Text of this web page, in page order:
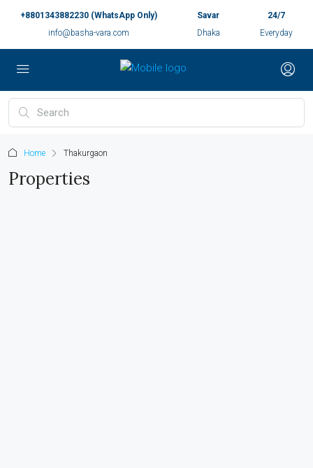
+8801343882230 (WhatsApp Only)
info@basha-vara.com
Savar
Dhaka
24/7
Everyday
Home Thakurgaon
Properties